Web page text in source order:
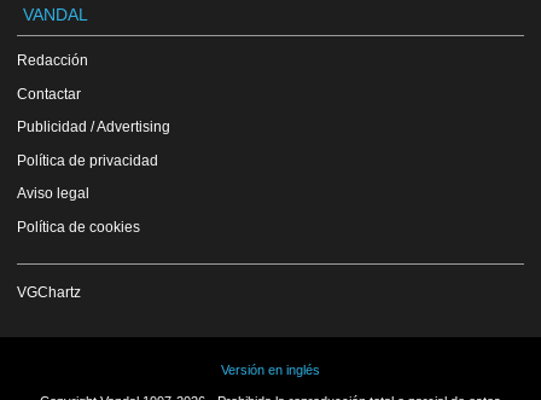
VANDAL
Redacción
Contactar
Publicidad / Advertising
Política de privacidad
Aviso legal
Política de cookies
VGChartz
Versión en inglés